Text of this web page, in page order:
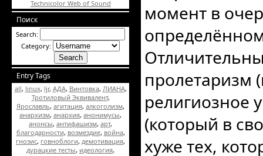
Technicolor Web of Sound
Поиск
Search:
Category:
Entry Tags
all, linux, ljr, АДА, Винтовка, ЛИАНА,
Тротиловый Эквивалент,
Ярославль, агитация, алкоголизм,
анархизм, анархия, анонимусы,
анонсы, антифашизм, арт,
благодарности, возмездие, война,
гнозис, говноблоги, демотивация,
дурацкие тесты, идеология,
момент в
пролетаризм
религиозное
(который в
хуже тех,